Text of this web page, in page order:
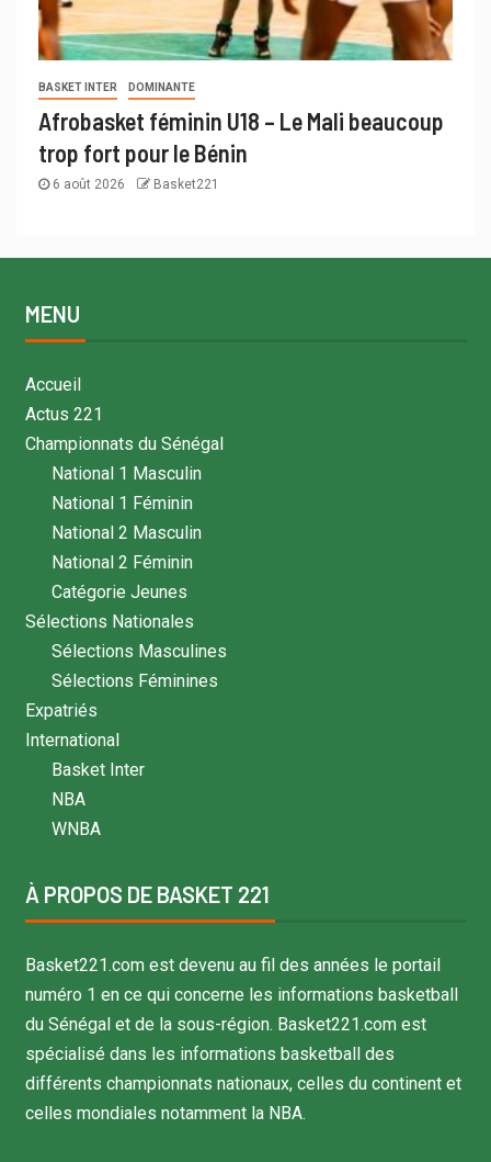
BASKET INTER DOMINANTE
Afrobasket féminin U18 – Le Mali beaucoup
trop fort pour le Bénin
6 août 2026 Basket221
MENU
Accueil
Actus 221
Championnats du Sénégal
National 1 Masculin
National 1 Féminin
National 2 Masculin
National 2 Féminin
Catégorie Jeunes
Sélections Nationales
Sélections Masculines
Sélections Féminines
Expatriés
International
Basket Inter
NBA
WNBA
À PROPOS DE BASKET 221
Basket221.com est devenu au fil des années le portail
numéro 1 en ce qui concerne les informations basketball
du Sénégal et de la sous-région. Basket221.com est
spécialisé dans les informations basketball des
différents championnats nationaux, celles du continent et
celles mondiales notamment la NBA.